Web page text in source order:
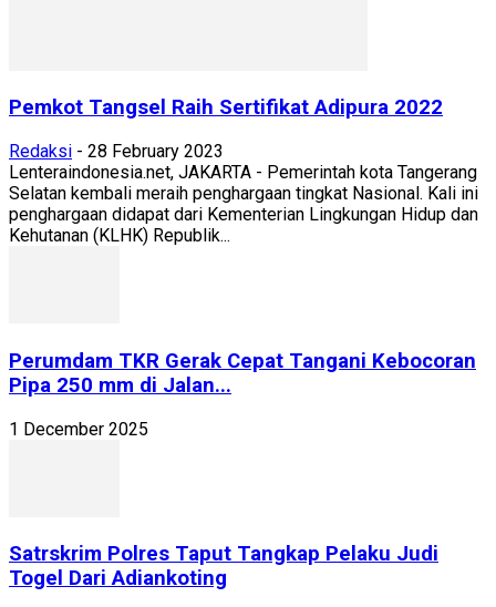
Pemkot Tangsel Raih Sertifikat Adipura 2022
Redaksi - 28 February 2023
Lenteraindonesia.net, JAKARTA - Pemerintah kota Tangerang
Selatan kembali meraih penghargaan tingkat Nasional. Kali ini
penghargaan didapat dari Kementerian Lingkungan Hidup dan
Kehutanan (KLHK) Republik...
Perumdam TKR Gerak Cepat Tangani Kebocoran
Pipa 250 mm di Jalan...
1 December 2025
Satrskrim Polres Taput Tangkap Pelaku Judi
Togel Dari Adiankoting